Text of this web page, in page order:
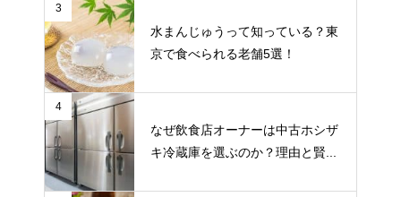
3
水まんじゅうって知っている？東
京で食べられる老舗5選！
4
なぜ飲食店オーナーは中古ホシザ
キ冷蔵庫を選ぶのか？理由と賢...